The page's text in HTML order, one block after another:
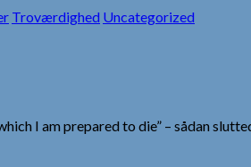
Troværdighed Uncategorized
I am prepared to die” – sådan